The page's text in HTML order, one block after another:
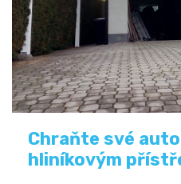
Chraňte své
hliníkovým